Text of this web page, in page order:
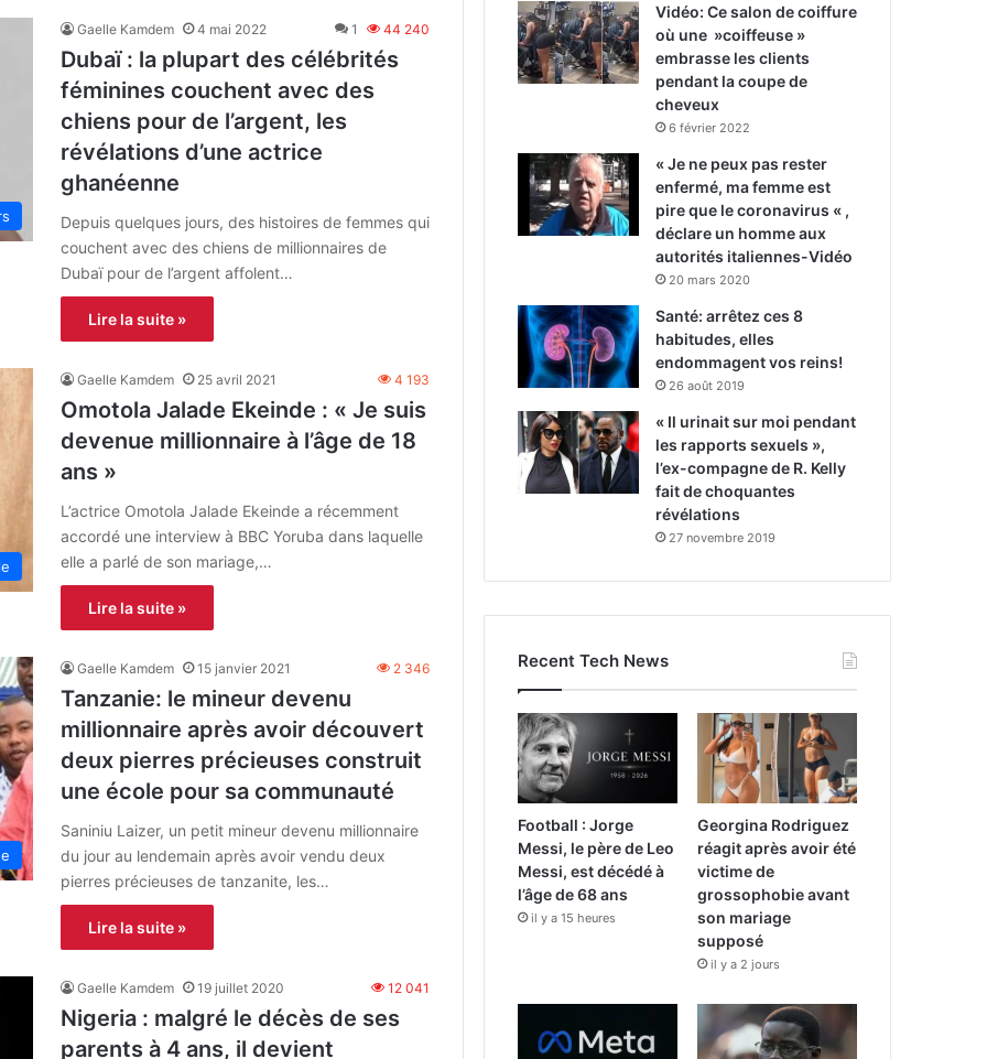
Gaelle Kamdem 4 mai 2022 1 44 240
Dubaï : la plupart des célébrités
féminines couchent avec des
chiens pour de l’argent, les
révélations d’une actrice
ghanéenne
Depuis quelques jours, des histoires de femmes qui
couchent avec des chiens de millionnaires de
Dubaï pour de l’argent affolent…
Lire la suite »
Gaelle Kamdem 25 avril 2021 4 193
Omotola Jalade Ekeinde : « Je suis
devenue millionnaire à l’âge de 18
ans »
L’actrice Omotola Jalade Ekeinde a récemment
accordé une interview à BBC Yoruba dans laquelle
elle a parlé de son mariage,…
Lire la suite »
Gaelle Kamdem 15 janvier 2021 2 346
Tanzanie: le mineur devenu
millionnaire après avoir découvert
deux pierres précieuses construit
une école pour sa communauté
Saniniu Laizer, un petit mineur devenu millionnaire
du jour au lendemain après avoir vendu deux
pierres précieuses de tanzanite, les…
Lire la suite »
Gaelle Kamdem 19 juillet 2020 12 041
Nigeria : malgré le décès de ses
parents à 4 ans, il devient
Vidéo: Ce salon de coiffure
où une »coiffeuse »
embrasse les clients
pendant la coupe de
cheveux
6 février 2022
« Je ne peux pas rester
enfermé, ma femme est
pire que le coronavirus « ,
déclare un homme aux
autorités italiennes-Vidéo
20 mars 2020
Santé: arrêtez ces 8
habitudes, elles
endommagent vos reins!
26 août 2019
« Il urinait sur moi pendant
les rapports sexuels »,
l’ex-compagne de R. Kelly
fait de choquantes
révélations
27 novembre 2019
Recent Tech News
Football : Jorge
Messi, le père de Leo
Messi, est décédé à
l’âge de 68 ans
il y a 15 heures
Georgina Rodriguez
réagit après avoir été
victime de
grossophobie avant
son mariage
supposé
il y a 2 jours